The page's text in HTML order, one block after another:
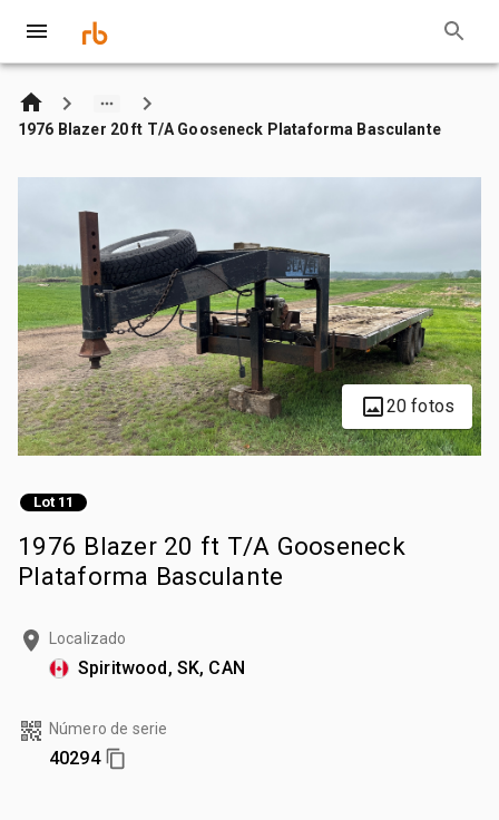
1976 Blazer 20 ft T/A Gooseneck Plataforma Basculante
20 fotos
Lot 11
1976 Blazer 20 ft T/A Gooseneck
Plataforma Basculante
Localizado
Spiritwood, SK, CAN
Número de serie
40294